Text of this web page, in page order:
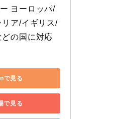
ヨーロッパ/
ア/イギリス/
の国に対応
で見る
で見る